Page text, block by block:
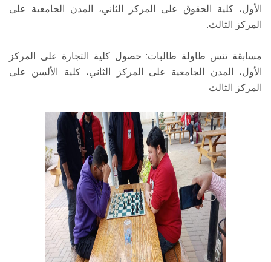
الأول، كلية الحقوق على المركز الثاني، المدن الجامعية على
المركز الثالث.
مسابقة تنس طاولة طالبات: حصول كلية التجارة على المركز
الأول، المدن الجامعية على المركز الثاني، كلية الألسن على
المركز الثالث